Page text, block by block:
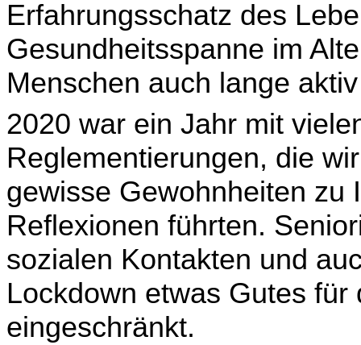
Erfahrungsschatz des
Gesundheitsspanne im
Menschen auch lange
2020 war ein Jahr mit
Reglementierungen, die
gewisse Gewohnheiten zu
Reflexio­nen führten.
sozialen Kontakten und
Lockdown etwas Gutes
eingeschränkt.